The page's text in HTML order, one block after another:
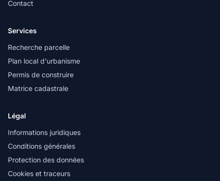
Contact
Services
Recherche parcelle
Plan local d'urbanisme
Permis de construire
Matrice cadastrale
Légal
Informations juridiques
Conditions générales
Protection des données
Cookies et traceurs